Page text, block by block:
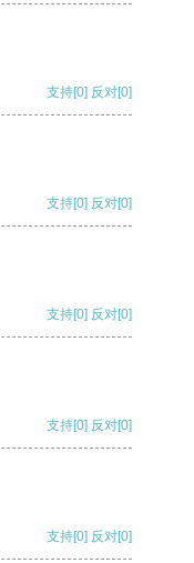
支持[0] 反对[0]
支持[0] 反对[0]
支持[0] 反对[0]
支持[0] 反对[0]
支持[0] 反对[0]